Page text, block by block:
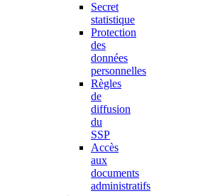
Secret
statistique
Protection
des
données
personnelles
Règles
de
diffusion
du
SSP
Accès
aux
documents
administratifs